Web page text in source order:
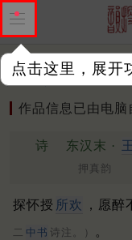
点击这里，展开
作品 标注四声
作品信息已由电脑
诗 东汉末 ·
押真韵
探怀授 所欢 ，愿醉
二 中书 诗注。） 。